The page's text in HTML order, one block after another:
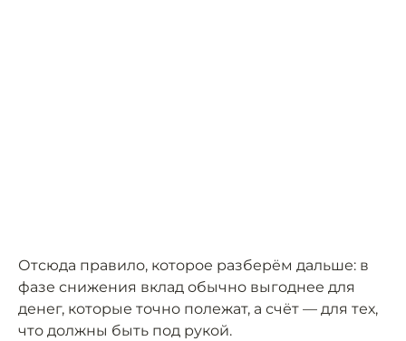
Отсюда правило, которое разберём дальше: в
фазе снижения вклад обычно выгоднее для
денег, которые точно полежат, а счёт — для тех,
что должны быть под рукой.